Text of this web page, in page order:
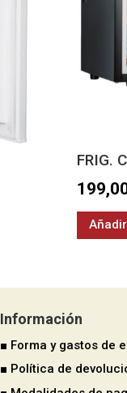
FRIG.
Información
■ Forma y gastos de
■ Política de